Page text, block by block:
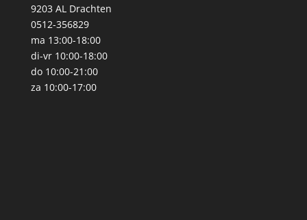
9203 AL Drachten
0512-356829
ma 13:00-18:00
di-vr 10:00-18:00
do 10:00-21:00
za 10:00-17:00